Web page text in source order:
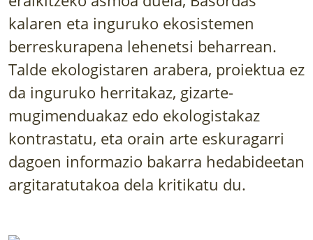
LURRAREN AGENDA
AZOKA
kalaren eta inguruko ekosistemen
berreskurapena lehenetsi beharrean.
Talde ekologistaren arabera, proiektua ez
da inguruko herritakaz, gizarte-
mugimenduakaz edo ekologistakaz
kontrastatu, eta orain arte eskuragarri
dagoen informazio bakarra hedabideetan
argitaratutakoa dela kritikatu du.